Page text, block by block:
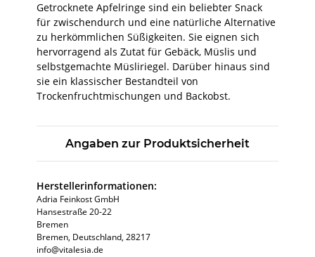
Getrocknete Apfelringe sind ein beliebter Snack
für zwischendurch und eine natürliche Alternative
zu herkömmlichen Süßigkeiten. Sie eignen sich
hervorragend als Zutat für Gebäck, Müslis und
selbstgemachte Müsliriegel. Darüber hinaus sind
sie ein klassischer Bestandteil von
Trockenfruchtmischungen und Backobst.
Angaben zur Produktsicherheit
Herstellerinformationen:
Adria Feinkost GmbH
Hansestraße 20-22
Bremen
Bremen, Deutschland, 28217
info@vitalesia.de